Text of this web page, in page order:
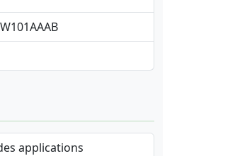
applications